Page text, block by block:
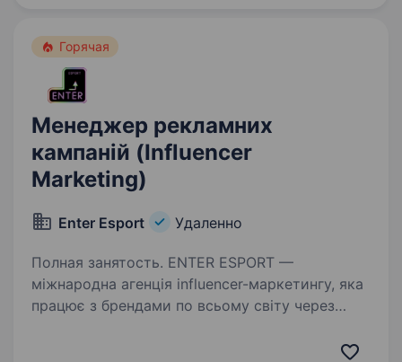
Горячая
Менеджер рекламних
кампаній (Influencer
Marketing)
Enter Esport Удаленно
Полная занятость. ENTER ESPORT —
міжнародна агенція influencer-маркетингу, яка
працює з брендами по всьому світу через
цифрові платформи. Ми допомагаємо брендам